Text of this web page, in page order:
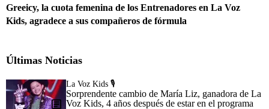
Greeicy, la cuota femenina de los Entrenadores en La Voz
Kids, agradece a sus compañeros de fórmula
Últimas Noticias
La Voz Kids 🎙️
Sorprendente cambio de María Liz, ganadora de La
Voz Kids, 4 años después de estar en el programa